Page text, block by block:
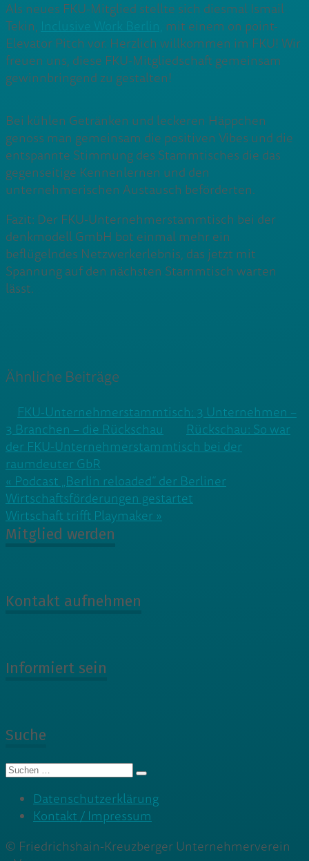
Als neues FKU-Mitglied stellte sich diesmal Ismail
Tekin, Inclusive Work Berlin, mit einem on point-
Elevator Pitch vor. Herzlich willkommen im FKU! Wir
freuen uns, diese FKU-Mitgliedschaft gemeinsam
gewinnbringend zu gestalten!
Bei kühlen Getränken und leckeren Häppchen
genoss man gemeinsam die positiven Vibes und die
entspannte Stimmung des Stammtisches die das
gegenseitige Kennenlernen und den
unternehmerischen Austausch beförderten.
Fazit: Der FKU-Unternehmerstammtisch bei der
denkmodell GmbH bot einmal mehr ein
beflügelndes Netzwerkerlebnis, das jetzt mit
Spannung auf den nächsten Stammtisch warten
lässt.
Ähnliche Beiträge
FKU-Unternehmerstammtisch: 3 Unternehmen –
3 Branchen – die Rückschau
Rückschau: So war
der FKU-Unternehmerstammtisch bei der
raumdeuter GbR
Beitragsnavigation
« Podcast „Berlin reloaded“ der Berliner
Wirtschaftsförderungen gestartet
Wirtschaft trifft Playmaker »
Mitglied werden
Kontakt aufnehmen
Informiert sein
Suche
Suche
Datenschutzerklärung
Kontakt / Impressum
© Friedrichshain-Kreuzberger Unternehmerverein